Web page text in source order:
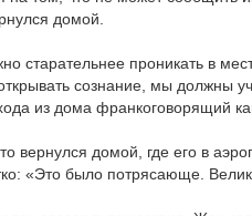
домой.
старательнее проникать в
сознание, мы должны
из дома франкоговорящий
вернулся домой, где его в
«Это было потрясающе.